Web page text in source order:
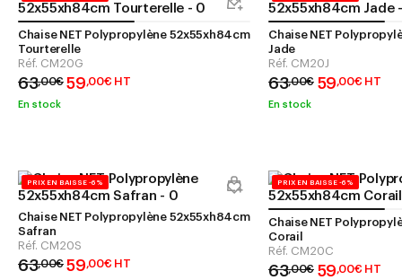
Chaise NET Polypropylène 52x55xh84cm
Tourterelle
Réf. CM20G
63,00€ 59,00€ HT
En stock
Chaise NET
Jade
Réf. CM20J
63,00€ 59,00€ HT
En stock
PRIX EN BAISSE -6%
Chaise NET Polypropylène 52x55xh84cm
Safran
Réf. CM20S
63,00€ 59,00€ HT
PRIX EN BAISSE -6%
Chaise NET
Corail
Réf. CM20C
63,00€ 59,00€ HT